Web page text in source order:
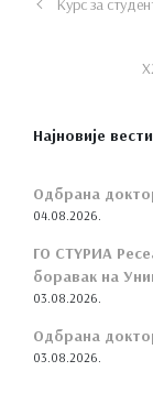
Најновије вести
Одбрана
04.08.2026.
ГО СТYРИА
боравак на
03.08.2026.
Одбрана
03.08.2026.